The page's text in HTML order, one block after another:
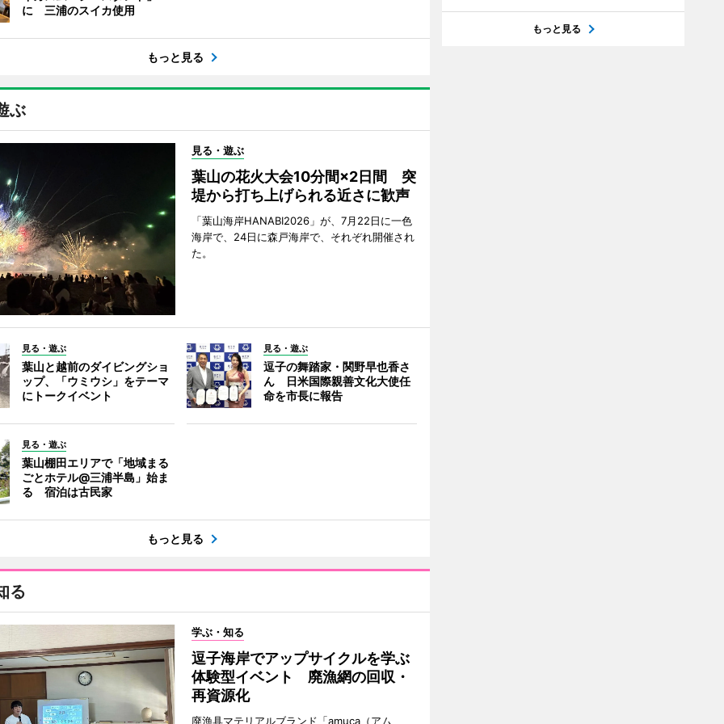
に 三浦のスイカ使用
もっと見る
ぶ
見る・遊ぶ
葉山の花火大会10分間×2日間 突
堤から打ち上げられる近さに歓声
「葉山海岸HANABI2026」が、7月22日に一色
海岸で、24日に森戸海岸で、それぞれ開催され
た。
見る・遊ぶ
葉山と越前のダイビングショ
ップ、「ウミウシ」をテーマ
にトークイベント
見る・遊ぶ
逗子の舞踏家・関野早也香さ
ん 日米国際親善文化大使任
命を市長に報告
見る・遊ぶ
葉山棚田エリアで「地域まる
ごとホテル@三浦半島」始ま
る 宿泊は古民家
もっと見る
る
学ぶ・知る
逗子海岸でアップサイクルを学ぶ
体験型イベント 廃漁網の回収・
再資源化
廃漁具マテリアルブランド「amuca（アム
もっと見る